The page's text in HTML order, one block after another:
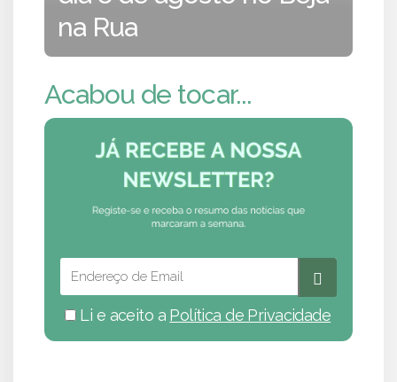
na Rua
Acabou de tocar...
Li e aceito a Política de Privacidade